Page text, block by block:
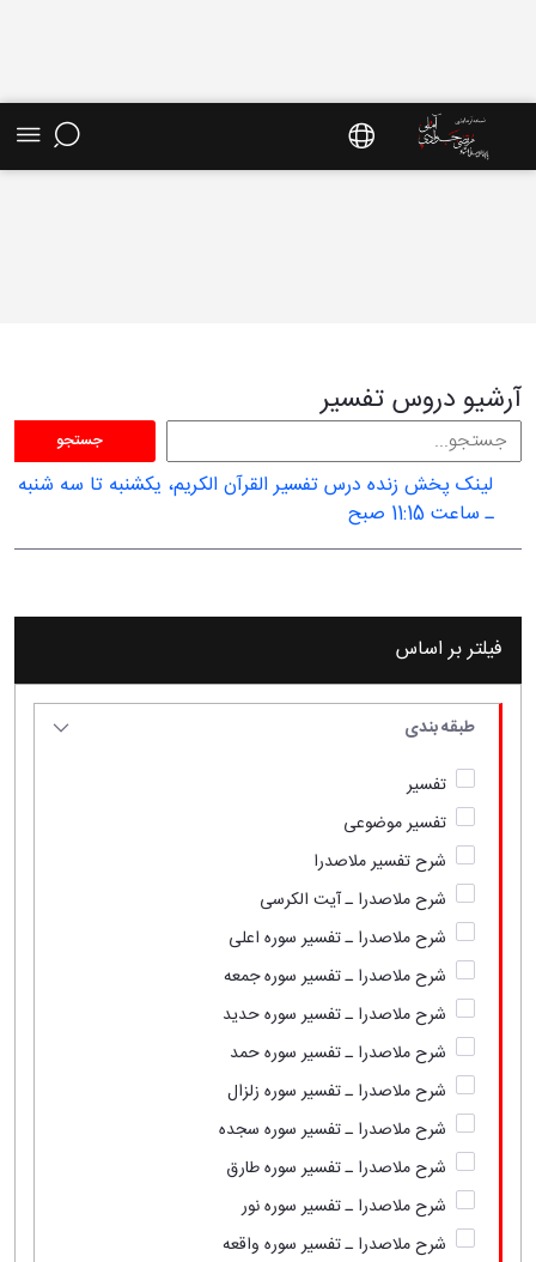
آرشیو دروس تفسیر
جستجو
لینک پخش زنده درس تفسیر القرآن الکریم، یکشنبه تا سه شنبه
ـ ساعت 11:15 صبح
فیلتر بر اساس
طبقه بندی
تفسیر
تفسیر موضوعی
شرح تفسیر ملاصدرا
شرح ملاصدرا ـ آیت الکرسی
شرح ملاصدرا ـ تفسیر سوره اعلی
شرح ملاصدرا ـ تفسیر سوره جمعه
شرح ملاصدرا ـ تفسیر سوره حدید
شرح ملاصدرا ـ تفسیر سوره حمد
شرح ملاصدرا ـ تفسیر سوره زلزال
شرح ملاصدرا ـ تفسیر سوره سجده
شرح ملاصدرا ـ تفسیر سوره طارق
شرح ملاصدرا ـ تفسیر سوره نور
شرح ملاصدرا ـ تفسیر سوره واقعه